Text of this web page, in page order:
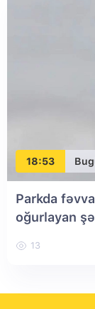
18:53
Parkda
oğurlayan
13